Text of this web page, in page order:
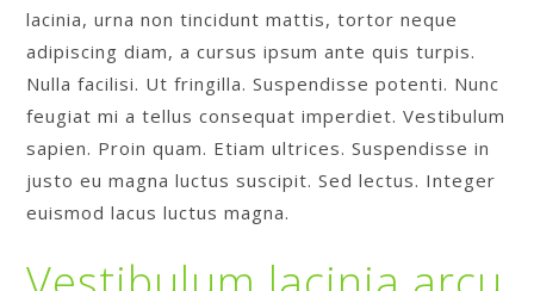
lacinia, urna non tincidunt mattis, tortor neque
adipiscing diam, a cursus ipsum ante quis turpis.
Nulla facilisi. Ut fringilla. Suspendisse potenti. Nunc
feugiat mi a tellus consequat imperdiet. Vestibulum
sapien. Proin quam. Etiam ultrices. Suspendisse in
justo eu magna luctus suscipit. Sed lectus. Integer
euismod lacus luctus magna.